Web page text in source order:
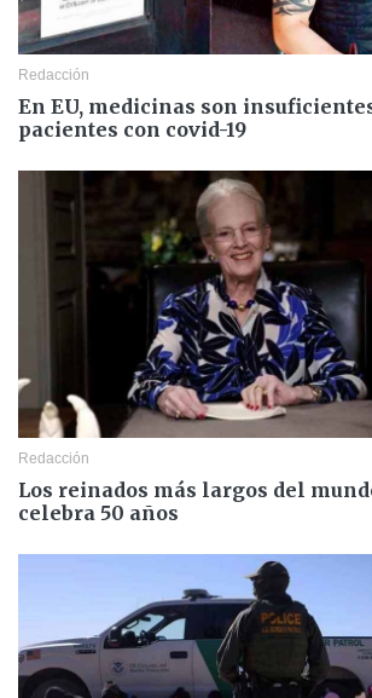
Redacción
En EU, medicinas son
pacientes con covid-19
Redacción
Los reinados más largos del
celebra 50 años